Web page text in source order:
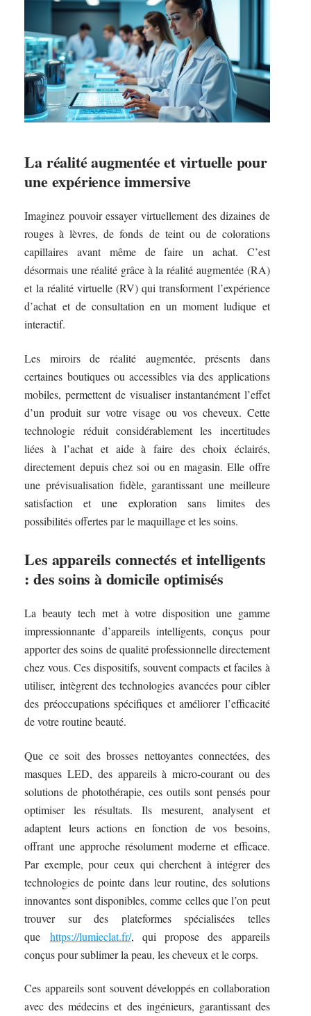
La réalité augmentée et virtuelle pour
une expérience immersive
Imaginez pouvoir essayer virtuellement des dizaines de
rouges à lèvres, de fonds de teint ou de colorations
capillaires avant même de faire un achat. C’est
désormais une réalité grâce à la réalité augmentée (RA)
et la réalité virtuelle (RV) qui transforment l’expérience
d’achat et de consultation en un moment ludique et
interactif.
Les miroirs de réalité augmentée, présents dans
certaines boutiques ou accessibles via des applications
mobiles, permettent de visualiser instantanément l’effet
d’un produit sur votre visage ou vos cheveux. Cette
technologie réduit considérablement les incertitudes
liées à l’achat et aide à faire des choix éclairés,
directement depuis chez soi ou en magasin. Elle offre
une prévisualisation fidèle, garantissant une meilleure
satisfaction et une exploration sans limites des
possibilités offertes par le maquillage et les soins.
Les appareils connectés et intelligents
: des soins à domicile optimisés
La beauty tech met à votre disposition une gamme
impressionnante d’appareils intelligents, conçus pour
apporter des soins de qualité professionnelle directement
chez vous. Ces dispositifs, souvent compacts et faciles à
utiliser, intègrent des technologies avancées pour cibler
des préoccupations spécifiques et améliorer l’efficacité
de votre routine beauté.
Que ce soit des brosses nettoyantes connectées, des
masques LED, des appareils à micro-courant ou des
solutions de photothérapie, ces outils sont pensés pour
optimiser les résultats. Ils mesurent, analysent et
adaptent leurs actions en fonction de vos besoins,
offrant une approche résolument moderne et efficace.
Par exemple, pour ceux qui cherchent à intégrer des
technologies de pointe dans leur routine, des solutions
innovantes sont disponibles, comme celles que l’on peut
trouver sur des plateformes spécialisées telles
que https://lumieclat.fr/, qui propose des appareils
conçus pour sublimer la peau, les cheveux et le corps.
Ces appareils sont souvent développés en collaboration
avec des médecins et des ingénieurs, garantissant des